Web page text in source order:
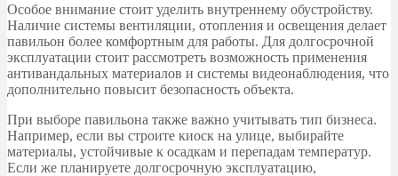
Особое внимание стоит уделить внутреннему обустройству.
Наличие системы вентиляции, отопления и освещения делает
павильон более комфортным для работы. Для долгосрочной
эксплуатации стоит рассмотреть возможность применения
антивандальных материалов и системы видеонаблюдения, что
дополнительно повысит безопасность объекта.
При выборе павильона также важно учитывать тип бизнеса.
Например, если вы строите киоск на улице, выбирайте
материалы, устойчивые к осадкам и перепадам температур.
Если же планируете долгосрочную эксплуатацию,